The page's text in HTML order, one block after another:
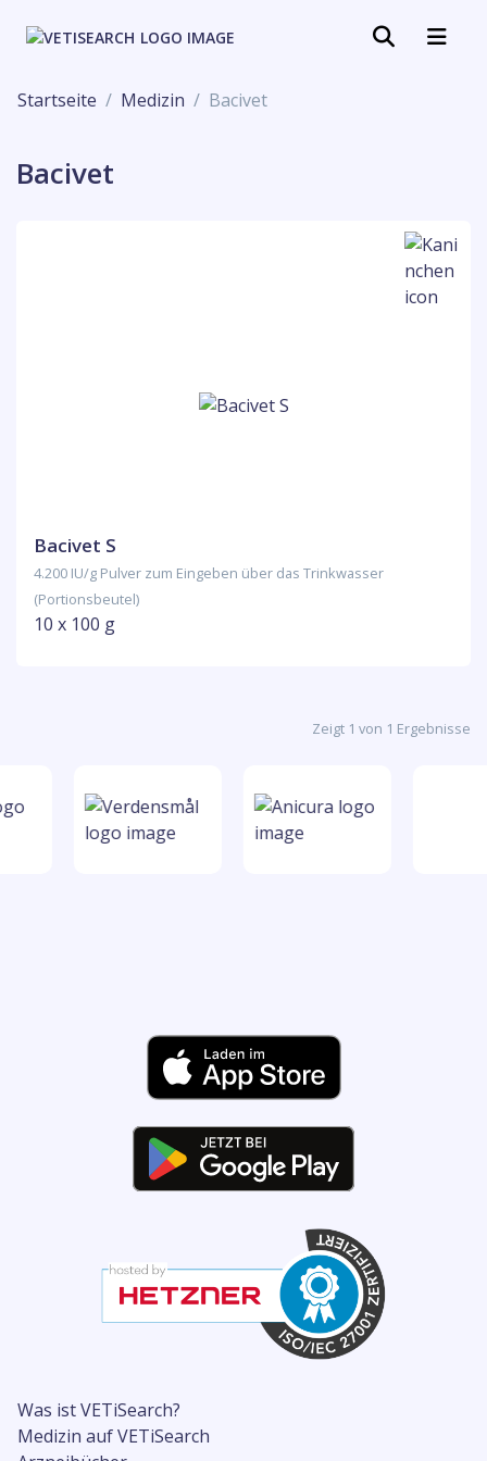
Startseite Medizin Bacivet
Bacivet
Bacivet S
4.200 IU/g Pulver zum Eingeben über das Trinkwasser
(Portionsbeutel)
10 x 100 g
Zeigt 1 von 1 Ergebnisse
Was ist VETiSearch?
Medizin auf VETiSearch